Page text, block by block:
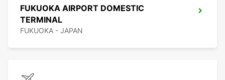
FUKUOKA AIRPORT DOMESTIC
TERMINAL
FUKUOKA - JAPAN